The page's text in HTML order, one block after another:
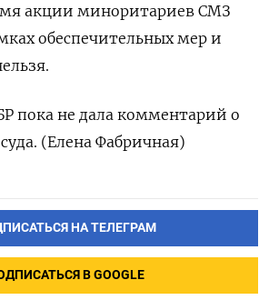
акции миноритариев СМЗ
обеспечительных мер и
пока не дала комментарий о
(Елена Фабричная)
НА ТЕЛЕГРАМ
В GOOGLE